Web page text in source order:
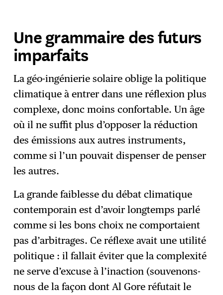
Une grammaire des futurs
imparfaits
La géo-ingénierie solaire oblige la politique
climatique à entrer dans une réflexion plus
complexe, donc moins confortable. Un âge
où il ne suffit plus d’opposer la réduction
des émissions aux autres instruments,
comme si l’un pouvait dispenser de penser
les autres.
La grande faiblesse du débat climatique
contemporain est d’avoir longtemps parlé
comme si les bons choix ne comportaient
pas d’arbitrages. Ce réflexe avait une utilité
politique : il fallait éviter que la complexité
ne serve d’excuse à l’inaction (souvenons-
nous de la façon dont Al Gore réfutait le